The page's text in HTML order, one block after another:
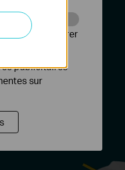
pour améliorer
publicitaires
sur